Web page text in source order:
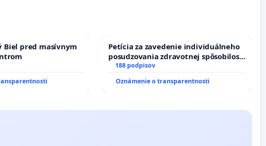
Biel pred masívnym
Petícia za zavedenie individuálneho
posudzovania zdravotnej spôsobilosti
osôb s diabetom 1. a 2. typu pri
188 podpisov
Oznámenie o transparentnosti